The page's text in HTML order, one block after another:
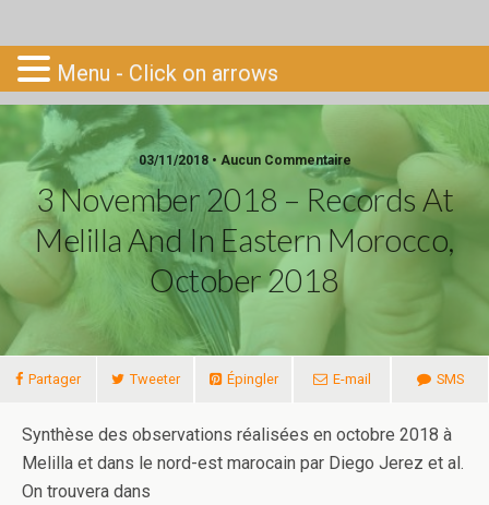
Go-South
03/11/2018 • Aucun Commentaire
3 November 2018 – Records At
Melilla And In Eastern Morocco,
October 2018
Partager Tweeter Épingler E-mail SMS
Synthèse des observations réalisées en octobre 2018 à
Melilla et dans le nord-est marocain par Diego Jerez et al.
On trouvera dans
Menu - Click on arrows